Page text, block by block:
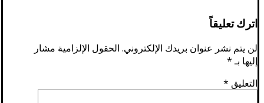
اترك تعليقاً
لن يتم نشر عنوان بريدك الإلكتروني. الحقول الإلزامية مشار
إليها بـ*
التعليق *